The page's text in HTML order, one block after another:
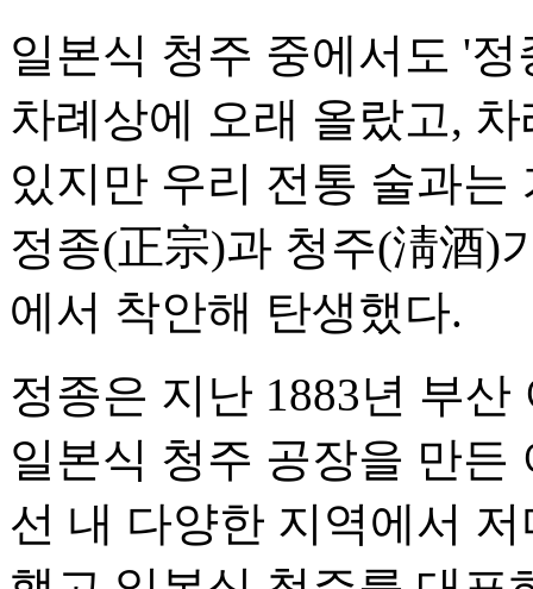
일본식 청주 중에서도 '
차례상에 오래 올랐고,
있지만 우리 전통 술과는
정종(正宗)과 청주(淸酒)
에서 착안해 탄생했다.
정종은 지난 1883년 부
일본식 청주 공장을 만든
선 내 다양한 지역에서